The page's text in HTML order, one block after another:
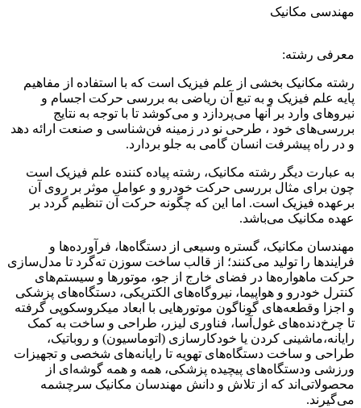
مهندسی مکانیک
معرفی رشته:
رشته مکانیک بخشی از علم فیزیک است که با استفاده از مفاهیم
پایه علم فیزیک و به تبع آن ریاضی به بررسی حرکت اجسام و
نیروهای وارد بر آنها می‌پردازد و می‌کوشد تا با توجه به نتایج
بررسی‌های خود ، طرحی نو در زمینه فن‌شناسی و صنعت ارائه دهد
و در راه پیشرفت انسان گامی به جلو بردارد.
به عبارت دیگر رشته مکانیک، رشته پیاده کننده علم فیزیک است
چون برای مثال بررسی حرکت خودرو و عوامل موثر بر روی آن
برعهده فیزیک است. اما این که چگونه حرکت آن تنظیم گردد بر
عهده مکانیک می‌باشد.
مهندسان مکانیک، گستره وسیعی از دستگاه‌ها، فرآورده‌ها و
فرایندها را تولید می‌کنند؛ از قالب ساخت سوزن ته‌گرد تا مدل‌سازی
حرکت ماهواره‌ها در فضای خارج از جو، موتورها و سیستم‌های
کنترل خودرو و هواپیما، نیروگاه‌های الکتریکی، دستگاه‌های پزشکی
و اجزا وقطعه‌های گوناگون موتورهایی با ابعاد میکروسکوپی گرفته
تا چرخ‌دنده‌های غول‌آسا، فناوری لیزر، طراحی و ساخت به کمک
رایانه،ماشینی کردن یا خودکارسازی (اتوماسیون) و روباتیک،
طراحی و ساخت دستگاه‌های تهویه تا رایانه‌های شخصی و تجهیزات
ورزشی ودستگاه‌های پیچیده پزشکی، همه و همه گوشه‌ای از
محصولاتی‌اند که از تلاش و دانش مهندسان مکانیک سرچشمه
می‌گیرند.